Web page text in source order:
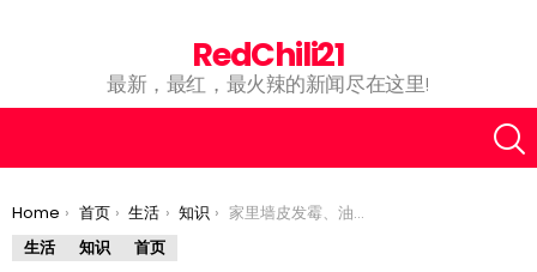
RedChili21
最新，最红，最火辣的新闻尽在这里!
You are here:
Home 首页 生活 知识
家里墙皮发霉、油漆剥落？教你几招轻松搞定！
生活
知识 首页